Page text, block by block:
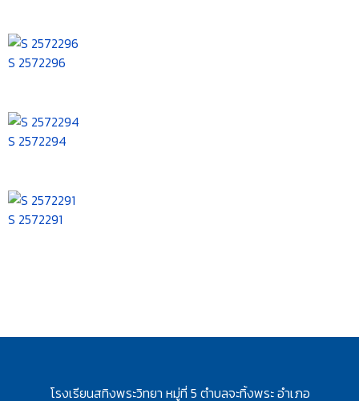
S 2572296
S 2572294
S 2572291
โรงเรียนสทิงพระวิทยา หมู่ที่ 5 ตำบลจะทิ้งพระ อำเภอ